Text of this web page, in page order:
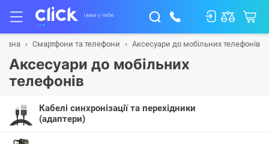
Смартфони та телефони Аксесуари до мобільних телефонів
Аксесуари до мобільних
телефонів
Кабелі синхронізації та перехідники
(адаптери)